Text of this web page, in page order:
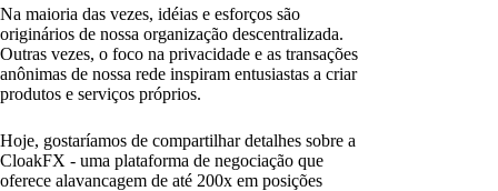
Na maioria das vezes, idéias e esforços são
originários de nossa organização descentralizada.
Outras vezes, o foco na privacidade e as transações
anônimas de nossa rede inspiram entusiastas a criar
produtos e serviços próprios.
Hoje, gostaríamos de compartilhar detalhes sobre a
CloakFX - uma plataforma de negociação que
oferece alavancagem de até 200x em posições